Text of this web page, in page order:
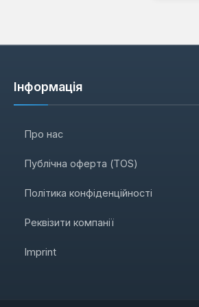
Інформація
Про нас
Публічна оферта (TOS)
Політика конфіденційності
Реквізити компанії
Imprint